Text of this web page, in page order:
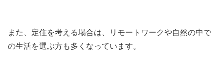
また、定住を考える場合は、リモートワークや自然の中で
の生活を選ぶ方も多くなっています。